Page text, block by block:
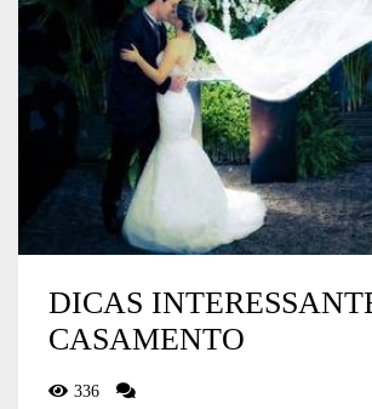
DICAS
CASAMENTO
336